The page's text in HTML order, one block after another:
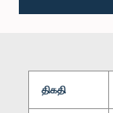
திகதி